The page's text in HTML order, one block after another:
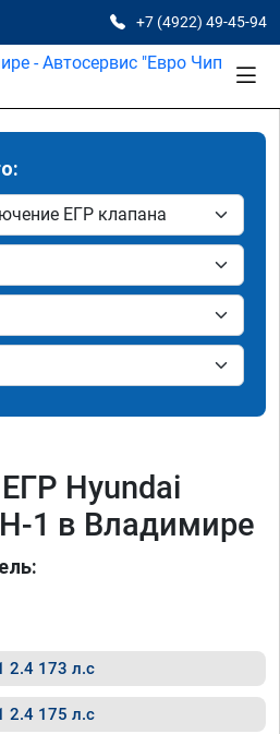
+7 (4922) 49-45-94
Hyundai
1 в Владимире
2.4 173 л.с
2.4 175 л.с